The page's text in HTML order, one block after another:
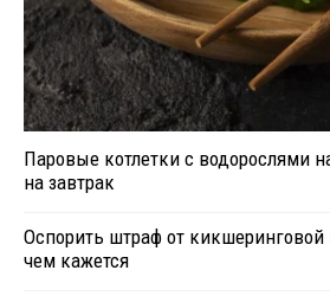
Паровые котлетки с водорослями
на завтрак
Оспорить штраф от
чем кажется